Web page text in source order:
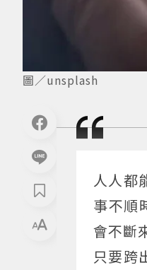
圖／unsplash
人人都
事不順
會不斷
只要跨